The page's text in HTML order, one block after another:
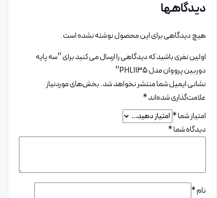
دیدگاهها
هیچ دیدگاهی برای این محصول نوشته نشده است.
اولین نفری باشید که دیدگاهی را ارسال می کنید برای “سه پایه
دوربین پرووان مدل PHL1135”
نشانی ایمیل شما منتشر نخواهد شد.بخش‌های موردنیاز
علامت‌گذاری شده‌اند*
امتیاز شما*
دیدگاه شما*
نام*